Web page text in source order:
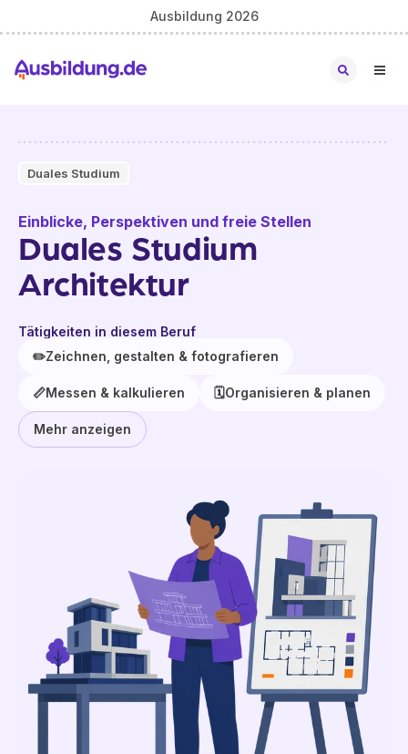
Ausbildung 2026
Duales Studium
Einblicke, Perspektiven und freie Stellen
Duales Studium
Architektur
Tätigkeiten in diesem Beruf
✏️Zeichnen, gestalten & fotografieren
📏Messen & kalkulieren 🗓️Organisieren & planen
Mehr anzeigen